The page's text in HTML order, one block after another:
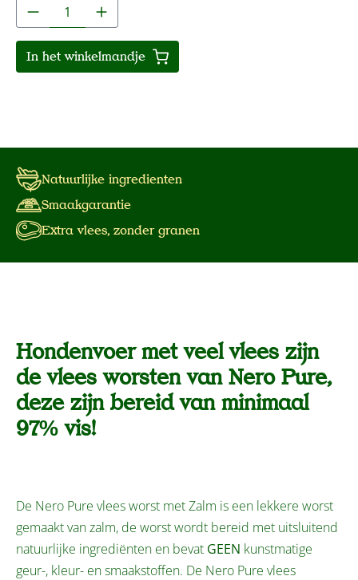
Producthoeveelheid: Voer de gewenste
In het winkelmandje
Natuurlijke ingredienten
Smaakgarantie
Extra vlees, zonder granen
Hondenvoer met veel vlees zijn
de vlees worsten van Nero Pure,
deze zijn bereid van minimaal
97% vis!
De Nero Pure vlees worst met Zalm is een lekkere worst
gemaakt van zalm, de worst wordt bereid met uitsluitend
natuurlijke ingrediënten en bevat GEEN kunstmatige
geur-, kleur- en smaakstoffen. De Nero Pure vlees